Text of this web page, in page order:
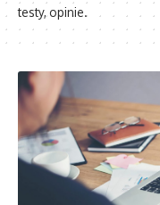
testy, opinie.